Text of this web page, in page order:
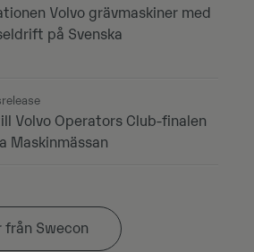
Volvo grävmaskiner med
på Svenska
Volvo Operators Club-finalen
Maskinmässan
från Swecon